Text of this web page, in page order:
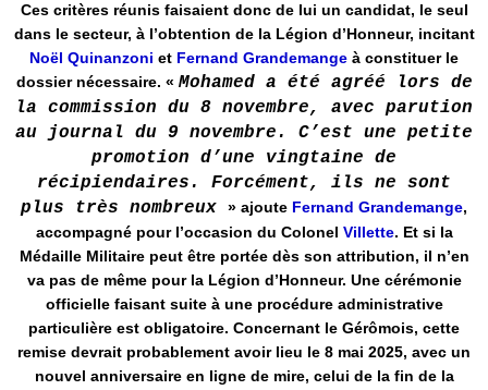
Ces critères réunis faisaient donc de lui un candidat, le seul
dans le secteur, à l’obtention de la Légion d’Honneur, incitant
Noël Quinanzoni et Fernand Grandemange à constituer le
dossier nécessaire. « Mohamed a été agréé lors de
la commission du 8 novembre, avec parution
au journal du 9 novembre. C’est une petite
promotion d’une vingtaine de
récipiendaires. Forcément, ils ne sont
plus très nombreux » ajoute Fernand Grandemange,
accompagné pour l’occasion du Colonel Villette. Et si la
Médaille Militaire peut être portée dès son attribution, il n’en
va pas de même pour la Légion d’Honneur. Une cérémonie
officielle faisant suite à une procédure administrative
particulière est obligatoire. Concernant le Gérômois, cette
remise devrait probablement avoir lieu le 8 mai 2025, avec un
nouvel anniversaire en ligne de mire, celui de la fin de la